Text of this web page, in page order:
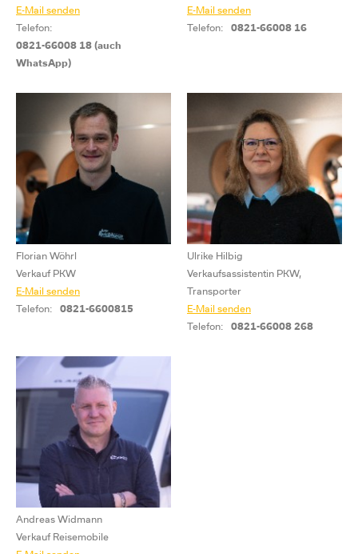
E-Mail senden
Telefon:
0821-66008 18 (auch
WhatsApp)
E-Mail senden
Telefon:
0821-66008 16
Florian Wöhrl
Verkauf PKW
E-Mail senden
Telefon:
0821-6600815
Ulrike Hilbig
Verkaufsassistentin PKW,
Transporter
E-Mail senden
Telefon:
0821-66008 268
Andreas Widmann
Verkauf Reisemobile